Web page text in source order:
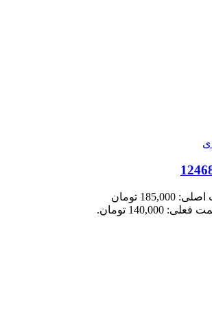
قیمت اصلی: 185,000 تومان
فعلی: 140,000 تومان.